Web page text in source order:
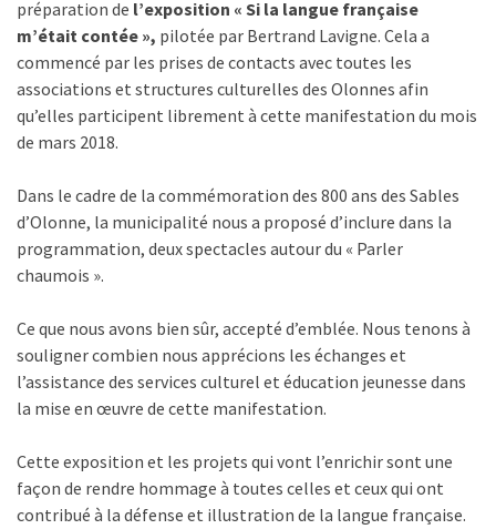
préparation de l’exposition « Si la langue française
m’était contée », pilotée par Bertrand Lavigne. Cela a
commencé par les prises de contacts avec toutes les
associations et structures culturelles des Olonnes afin
qu’elles participent librement à cette manifestation du mois
de mars 2018.
Dans le cadre de la commémoration des 800 ans des Sables
d’Olonne, la municipalité nous a proposé d’inclure dans la
programmation, deux spectacles autour du « Parler
chaumois ».
Ce que nous avons bien sûr, accepté d’emblée. Nous tenons à
souligner combien nous apprécions les échanges et
l’assistance des services culturel et éducation jeunesse dans
la mise en œuvre de cette manifestation.
Cette exposition et les projets qui vont l’enrichir sont une
façon de rendre hommage à toutes celles et ceux qui ont
contribué à la défense et illustration de la langue française.